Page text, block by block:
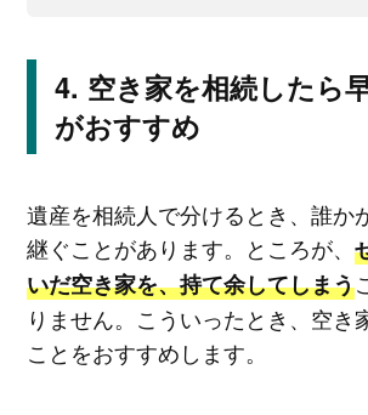
空き家を相続したら
がおすすめ
遺産を相続人で分けるとき、誰か
継ぐことがあります。ところが、
いだ空き家を、持て余してしまう
りません。こういったとき、空き
ことをおすすめします。